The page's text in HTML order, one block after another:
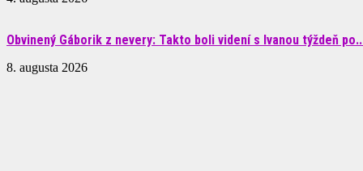
Obvinený Gáborik z nevery: Takto boli videní s Ivanou týždeň
8. augusta 2026